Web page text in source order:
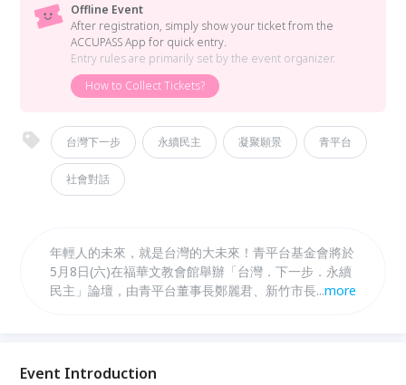
Offline Event
After registration, simply show your ticket from the
ACCUPASS App for quick entry.
Entry rules are primarily set by the event organizer.
How to Collect Tickets?
台灣下一步 永續民主 凝聚願景 青平台
社會對話
年輕人的未來，就是台灣的大未來！青平台基金會將於
5月8日(六)在福華文教會館舉辦「台灣．下一步．永續
民主」論壇，由青平台董事長鄭麗君、新竹市長林智
場對談，議題涵蓋民主治理、能源轉型、數位治理、民
...more
Event Introduction